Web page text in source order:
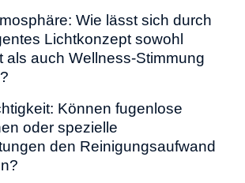
Wie lässt sich durch
Lichtkonzept sowohl
als auch Wellness-Stimmung
Können fugenlose
oder spezielle
den Reinigungsaufwand